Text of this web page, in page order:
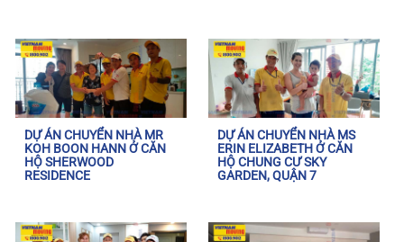
DỰ ÁN CHUYỂN NHÀ MR
KOH BOON HANN Ở CĂN
HỘ SHERWOOD
RESIDENCE
DỰ ÁN CHUYỂN NHÀ MS
ERIN ELIZABETH Ở CĂN
HỘ CHUNG CƯ SKY
GARDEN, QUẬN 7